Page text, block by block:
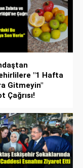
"1 Hafta
Gitmeyin"
Çağrısı!